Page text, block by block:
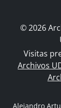
© 2026
Visitas
Archivos
Alejandro